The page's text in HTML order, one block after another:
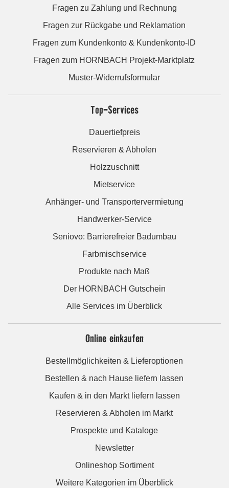
Fragen zu Zahlung und Rechnung
Fragen zur Rückgabe und Reklamation
Fragen zum Kundenkonto & Kundenkonto-ID
Fragen zum HORNBACH Projekt-Marktplatz
Muster-Widerrufsformular
Top-Services
Dauertiefpreis
Reservieren & Abholen
Holzzuschnitt
Mietservice
Anhänger- und Transportervermietung
Handwerker-Service
Seniovo: Barrierefreier Badumbau
Farbmischservice
Produkte nach Maß
Der HORNBACH Gutschein
Alle Services im Überblick
Online einkaufen
Bestellmöglichkeiten & Lieferoptionen
Bestellen & nach Hause liefern lassen
Kaufen & in den Markt liefern lassen
Reservieren & Abholen im Markt
Prospekte und Kataloge
Newsletter
Onlineshop Sortiment
Weitere Kategorien im Überblick